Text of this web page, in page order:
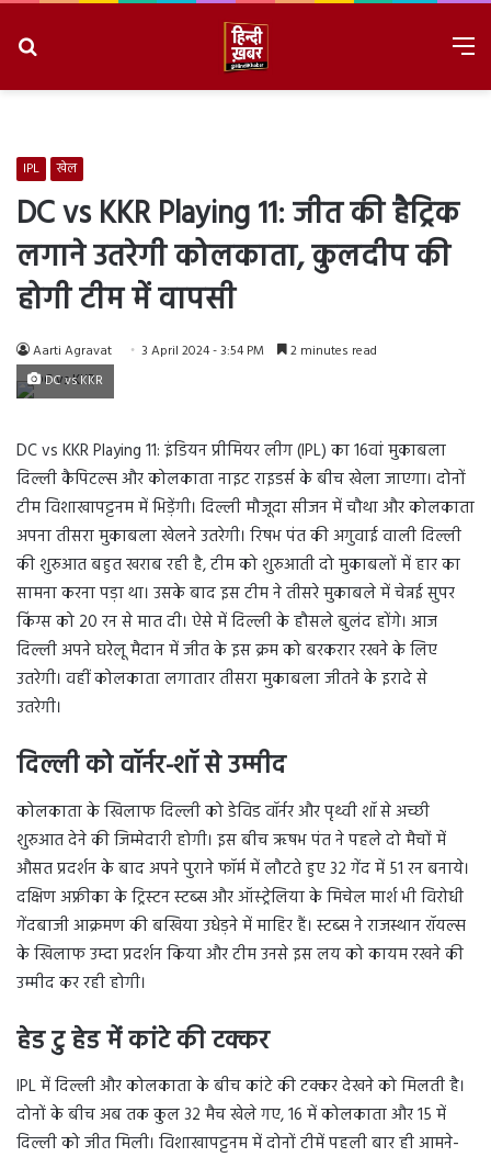
IPL खेल
DC vs KKR Playing 11: जीत की हैट्रिक
लगाने उतरेगी कोलकाता, कुलदीप की
होगी टीम में वापसी
Aarti Agravat 3 April 2024 - 3:54 PM 2 minutes read
DC vs KKR
DC vs KKR Playing 11: इंडियन प्रीमियर लीग (IPL) का 16वां मुकाबला
दिल्ली कैपिटल्स और कोलकाता नाइट राइडर्स के बीच खेला जाएगा। दोनों
टीम विशाखापट्टनम में भिड़ेंगी। दिल्ली मौजूदा सीजन में चौथा और कोलकाता
अपना तीसरा मुकाबला खेलने उतरेगी। रिषभ पंत की अगुवाई वाली दिल्ली
की शुरुआत बहुत खराब रही है, टीम को शुरुआती दो मुकाबलों में हार का
सामना करना पड़ा था। उसके बाद इस टीम ने तीसरे मुकाबले में चेन्नई सुपर
किंग्स को 20 रन से मात दी। ऐसे में दिल्ली के हौसले बुलंद होंगे। आज
दिल्ली अपने घरेलू मैदान में जीत के इस क्रम को बरकरार रखने के लिए
उतरेगी। वहीं कोलकाता लगातार तीसरा मुकाबला जीतने के इरादे से
उतरेगी।
दिल्ली को वॉर्नर-शॉ से उम्मीद
कोलकाता के खिलाफ दिल्ली को डेविड वॉर्नर और पृथ्वी शॉ से अच्छी
शुरुआत देने की जिम्मेदारी होगी। इस बीच ऋषभ पंत ने पहले दो मैचों में
औसत प्रदर्शन के बाद अपने पुराने फॉर्म में लौटते हुए 32 गेंद में 51 रन बनाये।
दक्षिण अफ्रीका के ट्रिस्टन स्टब्स और ऑस्ट्रेलिया के मिचेल मार्श भी विरोधी
गेंदबाजी आक्रमण की बखिया उधेड़ने में माहिर हैं। स्टब्स ने राजस्थान रॉयल्स
के खिलाफ उम्दा प्रदर्शन किया और टीम उनसे इस लय को कायम रखने की
उम्मीद कर रही होगी।
हेड टु हेड में कांटे की टक्कर
IPL में दिल्ली और कोलकाता के बीच कांटे की टक्कर देखने को मिलती है।
दोनों के बीच अब तक कुल 32 मैच खेले गए, 16 में कोलकाता और 15 में
दिल्ली को जीत मिली। विशाखापट्टनम में दोनों टीमें पहली बार ही आमने-